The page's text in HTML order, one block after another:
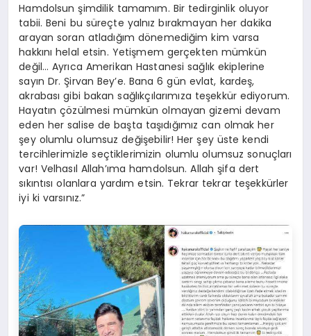
Hamdolsun şimdilik tamamım. Bir tedirginlik oluyor
tabii. Beni bu süreçte yalnız bırakmayan her dakika
arayan soran atladığım dönemediğim kim varsa
hakkını helal etsin. Yetişmem gerçekten mümkün
değil… Ayrıca Amerikan Hastanesi sağlık ekiplerine
sayın Dr. Şirvan Bey’e. Bana 6 gün evlat, kardeş,
akrabası gibi bakan sağlıkçılarımıza teşekkür ediyorum.
Hayatın çözülmesi mümkün olmayan gizemi devam
eden her salise de başta taşıdığımız can olmak her
şey olumlu olumsuz değişebilir! Her şey üste kendi
tercihlerimizle seçtiklerimizin olumlu olumsuz sonuçları
var! Velhasıl Allah’ıma hamdolsun. Allah şifa dert
sıkıntısı olanlara yardım etsin. Tekrar tekrar teşekkürler
iyi ki varsınız.”